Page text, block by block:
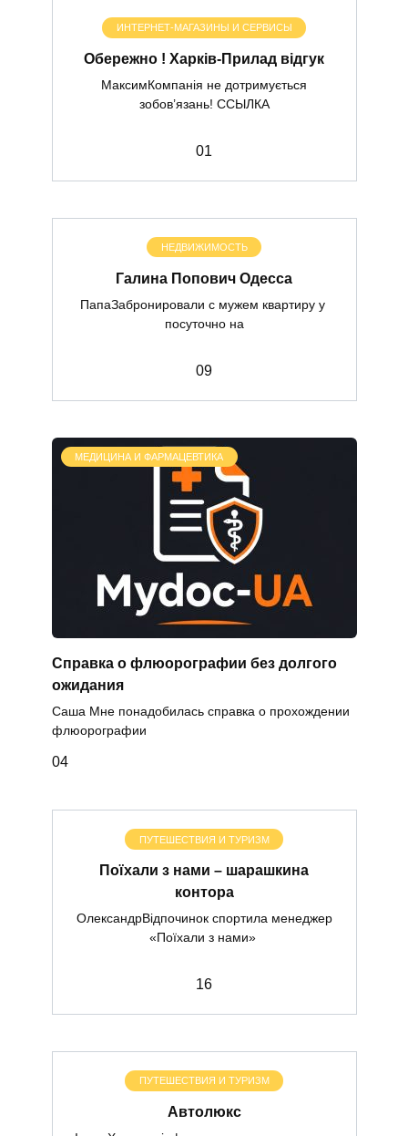
ИНТЕРНЕТ-МАГАЗИНЫ И СЕРВИСЫ
Обережно ! Харків-Прилад відгук
МаксимКомпанія не дотримується
зобов’язань! ССЫЛКА
01
НЕДВИЖИМОСТЬ
Галина Попович Одесса
ПапаЗабронировали с мужем квартиру у
посуточно на
09
МЕДИЦИНА И ФАРМАЦЕВТИКА
Справка о флюорографии без долгого
ожидания
Саша Мне понадобилась справка о прохождении
флюорографии
04
ПУТЕШЕСТВИЯ И ТУРИЗМ
Поїхали з нами – шарашкина
контора
ОлександрВідпочинок спортила менеджер
«Поїхали з нами»
16
ПУТЕШЕСТВИЯ И ТУРИЗМ
Автолюкс